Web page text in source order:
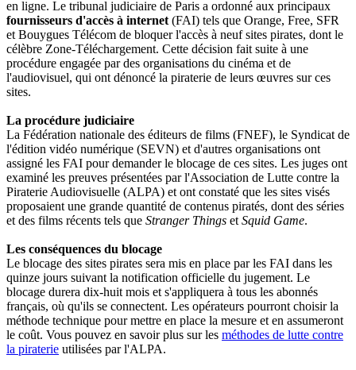
en ligne. Le tribunal judiciaire de Paris a ordonné aux principaux
fournisseurs d'accès à internet (FAI) tels que Orange, Free, SFR
et Bouygues Télécom de bloquer l'accès à neuf sites pirates, dont le
célèbre Zone-Téléchargement. Cette décision fait suite à une
procédure engagée par des organisations du cinéma et de
l'audiovisuel, qui ont dénoncé la piraterie de leurs œuvres sur ces
sites.
La procédure judiciaire
La Fédération nationale des éditeurs de films (FNEF), le Syndicat de
l'édition vidéo numérique (SEVN) et d'autres organisations ont
assigné les FAI pour demander le blocage de ces sites. Les juges ont
examiné les preuves présentées par l'Association de Lutte contre la
Piraterie Audiovisuelle (ALPA) et ont constaté que les sites visés
proposaient une grande quantité de contenus piratés, dont des séries
et des films récents tels que Stranger Things et Squid Game.
Les conséquences du blocage
Le blocage des sites pirates sera mis en place par les FAI dans les
quinze jours suivant la notification officielle du jugement. Le
blocage durera dix-huit mois et s'appliquera à tous les abonnés
français, où qu'ils se connectent. Les opérateurs pourront choisir la
méthode technique pour mettre en place la mesure et en assumeront
le coût. Vous pouvez en savoir plus sur les méthodes de lutte contre
la piraterie utilisées par l'ALPA.